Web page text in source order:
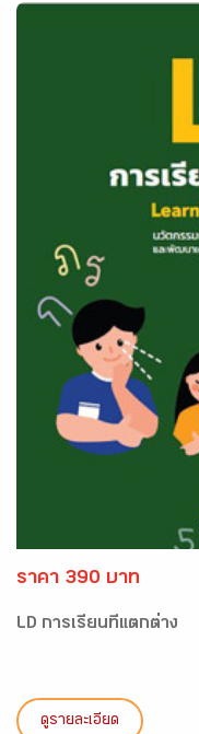
ราคา 390 บาท
LD การเรียนที่แตกต่าง
ดูรายละเอียด